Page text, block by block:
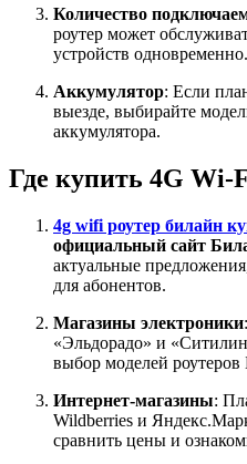
Количество
роутер может
устройств одновременно.
Аккумулятор: Если
выезде, выбирайте
аккумулятора.
Где купить 4G Wi-
4g wifi роутер билайн
официальный сайт
актуальные
для абонентов.
Магазины электроники
«Эльдорадо» и
выбор моделей роутеров
Интернет-магазины:
Wildberries и
сравнить цены и